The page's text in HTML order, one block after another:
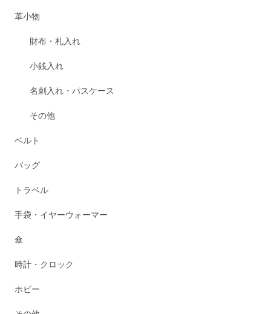
革小物
財布・札入れ
小銭入れ
名刺入れ・パスケース
その他
ベルト
バッグ
トラベル
手袋・イヤーウォーマー
傘
時計・クロック
ホビー